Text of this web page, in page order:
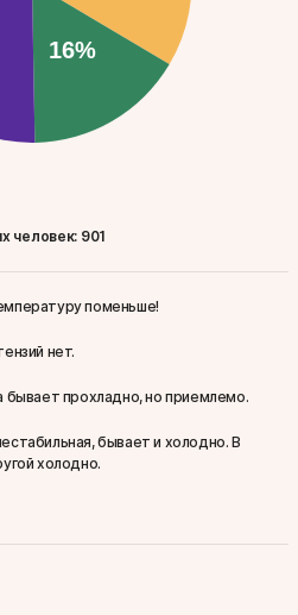
человек: 901
поменьше!
нет.
бывает прохладно, но приемлемо.
бывает и холодно. В
холодно.